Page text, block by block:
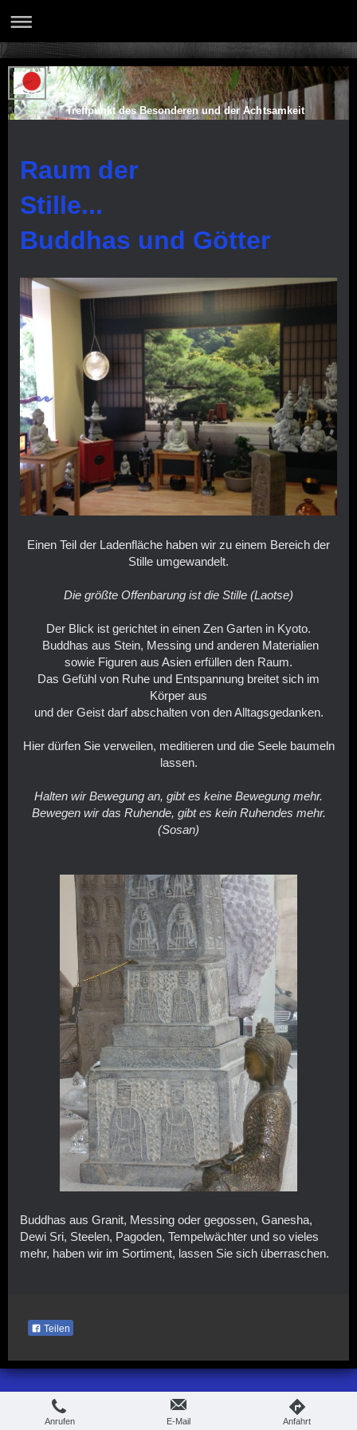
Treffpunkt des Besonderen und der Achtsamkeit
Raum der
Stille...
Buddhas und Götter
Einen Teil der Ladenfläche haben wir zu einem Bereich der
Stille umgewandelt.
Die größte Offenbarung ist die Stille (Laotse)
Der Blick ist gerichtet in einen Zen Garten in Kyoto.
Buddhas aus Stein, Messing und anderen Materialien
sowie Figuren aus Asien erfüllen den Raum.
Das Gefühl von Ruhe und Entspannung breitet sich im
Körper aus
und der Geist darf abschalten von den Alltagsgedanken.
Hier dürfen Sie verweilen, meditieren und die Seele baumeln
lassen.
Halten wir Bewegung an, gibt es keine Bewegung mehr.
Bewegen wir das Ruhende, gibt es kein Ruhendes mehr.
(Sosan)
Buddhas aus Granit, Messing oder gegossen, Ganesha,
Dewi Sri, Steelen, Pagoden, Tempelwächter und so vieles
mehr, haben wir im Sortiment, lassen Sie sich überraschen.
Teilen
Druckversion
© Treffpunkt
Webansicht
Anrufen E-Mail Anfahrt